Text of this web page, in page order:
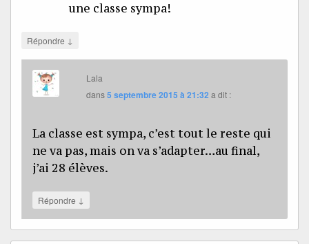
une classe sympa!
Répondre ↓
Lala
dans5 septembre 2015 à 21:32 a dit :
La classe est sympa, c’est tout le reste qui
ne va pas, mais on va s’adapter…au final,
j’ai 28 élèves.
Répondre ↓